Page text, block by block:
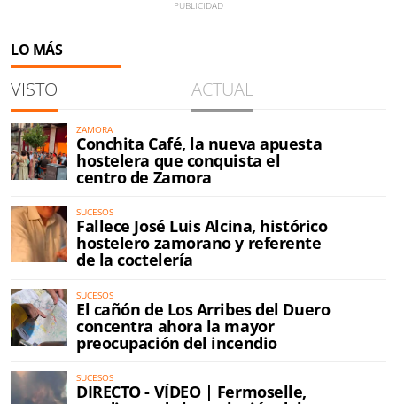
LO MÁS
VISTO ACTUAL
ZAMORA
Conchita Café, la nueva apuesta
hostelera que conquista el
centro de Zamora
SUCESOS
Fallece José Luis Alcina, histórico
hostelero zamorano y referente
de la coctelería
SUCESOS
El cañón de Los Arribes del Duero
concentra ahora la mayor
preocupación del incendio
SUCESOS
DIRECTO - VÍDEO | Fermoselle,